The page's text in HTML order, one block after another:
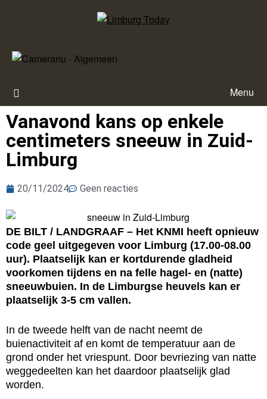
Menu
Vanavond kans op enkele
centimeters sneeuw in Zuid-
Limburg
20/11/2024 Geen reacties
DE BILT / LANDGRAAF – Het KNMI heeft opnieuw
code geel uitgegeven voor Limburg (17.00-08.00
uur). Plaatselijk kan er kortdurende gladheid
voorkomen tijdens en na felle hagel- en (natte)
sneeuwbuien. In de Limburgse heuvels kan er
plaatselijk 3-5 cm vallen.
In de tweede helft van de nacht neemt de
buienactiviteit af en komt de temperatuur aan de
grond onder het vriespunt. Door bevriezing van natte
weggedeelten kan het daardoor plaatselijk glad
worden.